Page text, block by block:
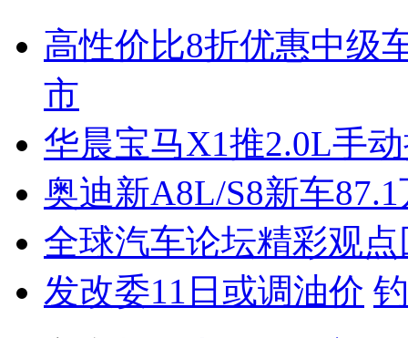
高性价比8折优惠中级
市
华晨宝马X1推2.0L手
奥迪新A8L/S8新车
全球汽车论坛精彩观点
发改委11日或调油价